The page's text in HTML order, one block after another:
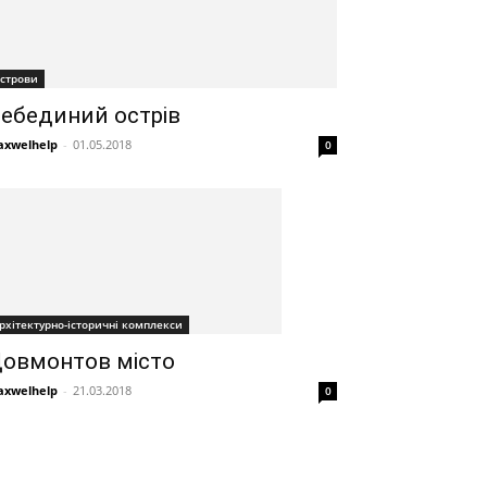
острів
- 01.05.2018 0
історичні комплекси
місто
- 21.03.2018 0